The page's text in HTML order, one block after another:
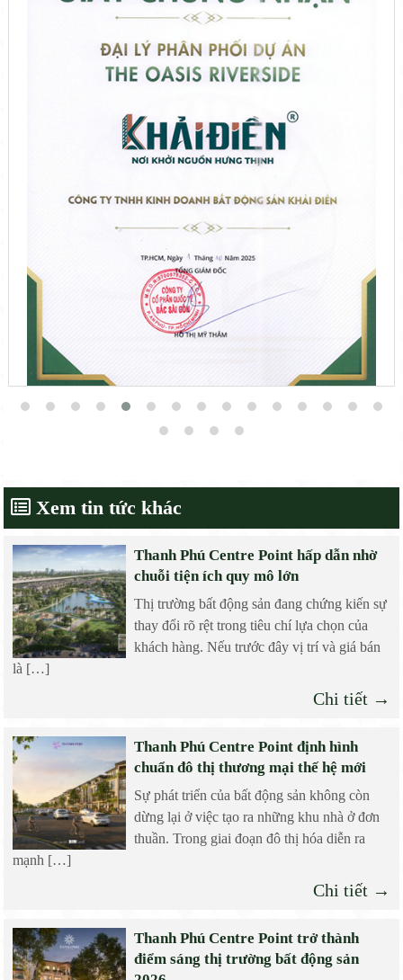
Xem tin tức khác
Thanh Phú Centre Point hấp dẫn nhờ
chuỗi tiện ích quy mô lớn
Thị trường bất động sản đang chứng kiến sự
thay đổi rõ rệt trong tiêu chí lựa chọn của
khách hàng. Nếu trước đây vị trí và giá bán
là […]
Chi tiết →
Thanh Phú Centre Point định hình
chuẩn đô thị thương mại thế hệ mới
Sự phát triển của bất động sản không còn
dừng lại ở việc tạo ra những khu nhà ở đơn
thuần. Trong giai đoạn đô thị hóa diễn ra
mạnh […]
Chi tiết →
Thanh Phú Centre Point trở thành
điểm sáng thị trường bất động sản